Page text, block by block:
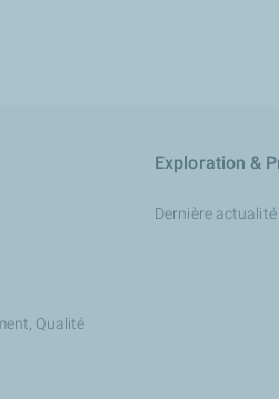
Qualité
Exploration &
Dernière actualité